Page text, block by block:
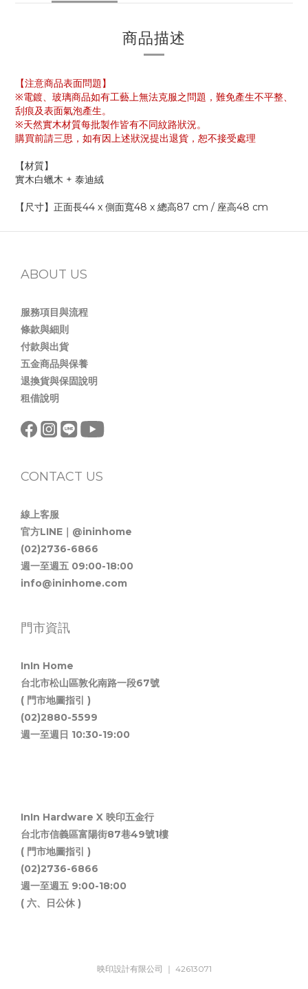
商品描述
【注意商品表面問題】
※電鍍、玻璃商品如有工藝上無法克服之問題，難免產生不平整、
刮痕及表面氣泡產生。
※天然實木材質每批製作皆有不同紋路狀況。
購買前請三思，如有因上述狀況提出退貨，恕不接受處理
【材質】
實木白蠟木 + 泰迪絨
【尺寸】正面長44 x 側面寬48 x 總高87 cm / 座高48 cm
ABOUT US
服務項目與流程
條款與細則
付款與出貨
五金商品與保養
退換貨與保固說明
租借說明
CONTACT US
線上客服
官方LINE｜@ininhome
(02)2736-6866
週一至週五 09:00-18:00
info@ininhome.com
門市資訊
InIn Home
台北市松山區敦化南路一段67號
( 門市地圖指引 )
(02)2880-5599
週一至週日 10:30-19:00
InIn Hardware X 映印五金行
台北市信義區富陽街87巷49號1樓
( 門市地圖指引 )
(02)2736-6866
週一至週五 9:00-18:00
( 六、日公休 )
映印設計有限公司 ｜ 42613071